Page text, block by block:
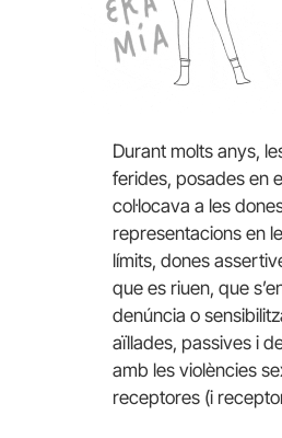
Durant molts anys,
ferides, posades en
col·locava a les
representacions en
límits, dones
que es riuen, que
denúncia o
aïllades, passives i
amb les violències
receptores (i